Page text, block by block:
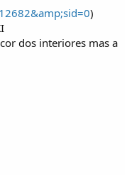
)
dos interiores mas a